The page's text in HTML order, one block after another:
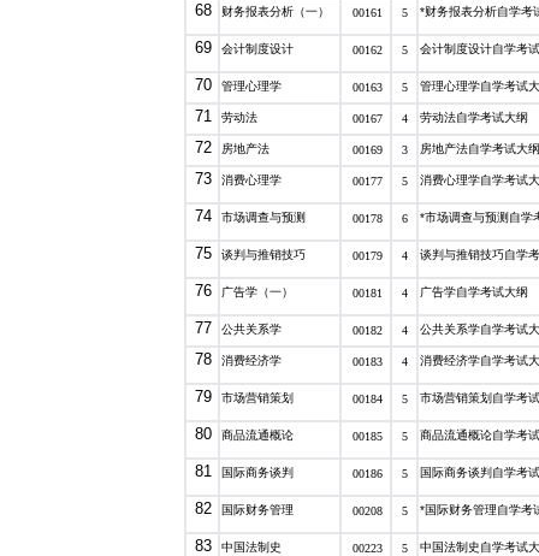
68 财务报表分析（一） 00161 5 *财务报表分析自学考
69 会计制度设计 00162 5 会计制度设计自学考
70 管理心理学 00163 5 管理心理学自学考试
71 劳动法 00167 4 劳动法自学考试大纲
72 房地产法 00169 3 房地产法自学考试大
73 消费心理学 00177 5 消费心理学自学考试
74 市场调查与预测 00178 6 *市场调查与预测自学
75 谈判与推销技巧 00179 4 谈判与推销技巧自学
76 广告学（一） 00181 4 广告学自学考试大纲
77 公共关系学 00182 4 公共关系学自学考试
78 消费经济学 00183 4 消费经济学自学考试
79 市场营销策划 00184 5 市场营销策划自学考
80 商品流通概论 00185 5 商品流通概论自学考
81 国际商务谈判 00186 5 国际商务谈判自学考
82 国际财务管理 00208 5 *国际财务管理自学考
83 中国法制史 00223 5 中国法制史自学考试